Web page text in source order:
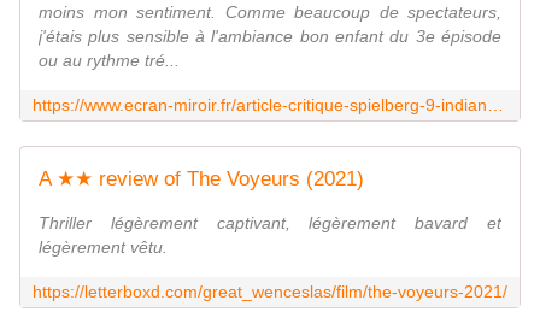
moins mon sentiment. Comme beaucoup de spectateurs,
j'étais plus sensible à l'ambiance bon enfant du 3e épisode
ou au rythme tré...
A ★★ review of The Voyeurs (2021)
Thriller légèrement captivant, légèrement bavard et
légèrement vêtu.
https://letterboxd.com/great_wenceslas/film/the-voyeurs-2021/